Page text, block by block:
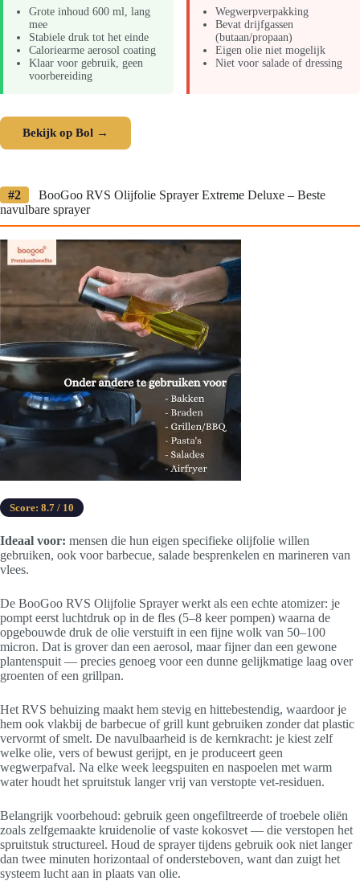
Grote inhoud 600 ml, lang
mee
Stabiele druk tot het einde
Caloriearme aerosol coating
Klaar voor gebruik, geen
voorbereiding
Wegwerpverpakking
Bevat drijfgassen
(butaan/propaan)
Eigen olie niet mogelijk
Niet voor salade of dressing
Bekijk op Bol →
#2
BooGoo RVS Olijfolie Sprayer Extreme Deluxe – Beste
navulbare sprayer
Score: 8.7 / 10
Ideaal voor: mensen die hun eigen specifieke olijfolie willen
gebruiken, ook voor barbecue, salade besprenkelen en marineren van
vlees.
De BooGoo RVS Olijfolie Sprayer werkt als een echte atomizer: je
pompt eerst luchtdruk op in de fles (5–8 keer pompen) waarna de
opgebouwde druk de olie verstuift in een fijne wolk van 50–100
micron. Dat is grover dan een aerosol, maar fijner dan een gewone
plantenspuit — precies genoeg voor een dunne gelijkmatige laag over
groenten of een grillpan.
Het RVS behuizing maakt hem stevig en hittebestendig, waardoor je
hem ook vlakbij de barbecue of grill kunt gebruiken zonder dat plastic
vervormt of smelt. De navulbaarheid is de kernkracht: je kiest zelf
welke olie, vers of bewust gerijpt, en je produceert geen
wegwerpafval. Na elke week leegspuiten en naspoelen met warm
water houdt het spruitstuk langer vrij van verstopte vet-residuen.
Belangrijk voorbehoud: gebruik geen ongefiltreerde of troebele oliën
zoals zelfgemaakte kruidenolie of vaste kokosvet — die verstopen het
spruitstuk structureel. Houd de sprayer tijdens gebruik ook niet langer
dan twee minuten horizontaal of ondersteboven, want dan zuigt het
systeem lucht aan in plaats van olie.